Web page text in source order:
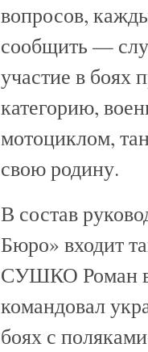
вопросов,
сообщить —
участие в боях
категорию,
мотоциклом,
свою родину.
В состав
Бюро» входит
СУШКО Роман
командовал
боях с